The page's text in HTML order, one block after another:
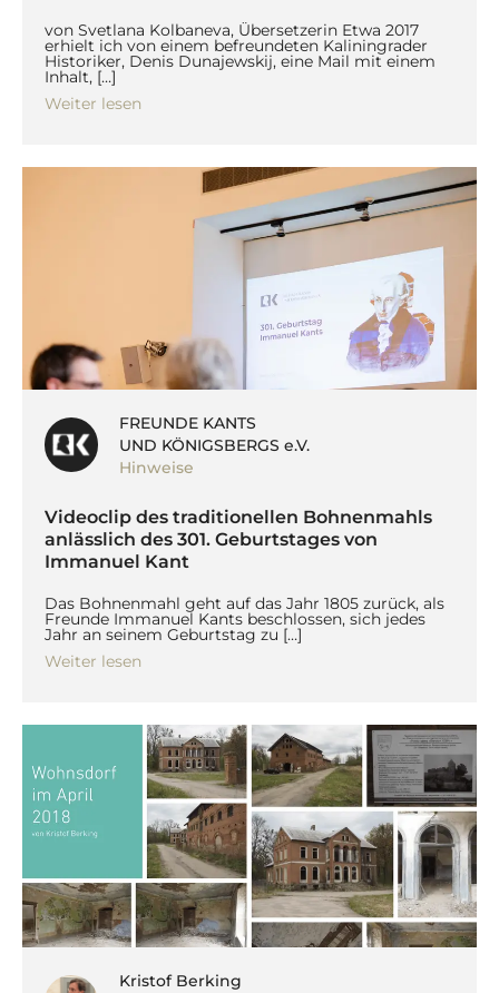
von Svetlana Kolbaneva, Übersetzerin Etwa 2017
erhielt ich von einem befreundeten Kaliningrader
Historiker, Denis Dunajewskij, eine Mail mit einem
Inhalt, […]
Weiter lesen
FREUNDE KANTS
UND KÖNIGSBERGS e.V.
Hinweise
Videoclip des traditionellen Bohnenmahls
anlässlich des 301. Geburtstages von
Immanuel Kant
Das Bohnenmahl geht auf das Jahr 1805 zurück, als
Freunde Immanuel Kants beschlossen, sich jedes
Jahr an seinem Geburtstag zu […]
Weiter lesen
Kristof Berking